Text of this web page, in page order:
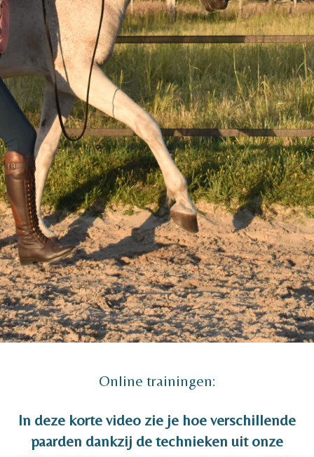
Online trainingen:
In deze korte video zie je hoe verschillende
paarden dankzij de technieken uit onze